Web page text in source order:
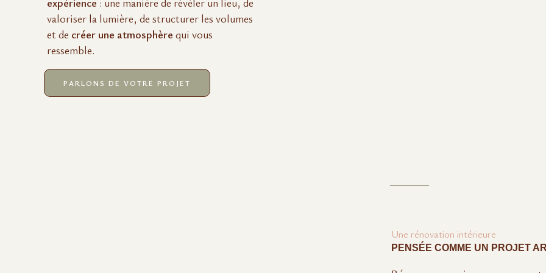
valoriser la lumière, de structurer les volumes
et de créer une atmosphère qui vous
ressemble.
PARLONS DE VOTRE PROJET
Une rénovation intérieure
PENSÉE COMME UN PROJET